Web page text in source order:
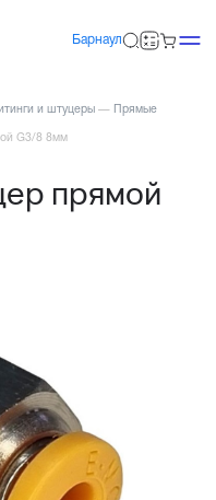
Барнаул
и штуцеры — Прямые
G3/8 8мм
прямой